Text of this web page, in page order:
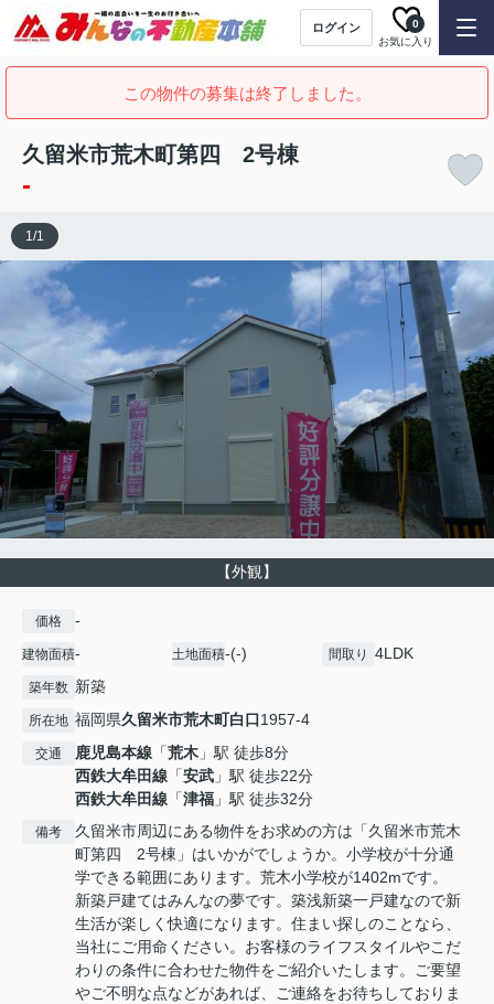
ログイン
お気に入り
0
この物件の募集は終了しました。
久留米市荒木町第四 2号棟
-
【外観】
1/1
価格 -
建物面積- 土地面積-(-) 間取り 4LDK
築年数 新築
所在地 福岡県久留米市荒木町白口1957-4
交通 鹿児島本線 「荒木 」駅 徒歩8分
西鉄大牟田線 「安武 」駅 徒歩22分
西鉄大牟田線 「津福 」駅 徒歩32分
備考
久留米市周辺にある物件をお求めの方は「久留米市荒木
町第四 2号棟」はいかがでしょうか。小学校が十分通
学できる範囲にあります。荒木小学校が1402mです。
新築戸建てはみんなの夢です。築浅新築一戸建なので新
生活が楽しく快適になります。住まい探しのことなら、
当社にご用命ください。お客様のライフスタイルやこだ
わりの条件に合わせた物件をご紹介いたします。ご要望
やご不明な点などがあれば、ご連絡をお待ちしておりま